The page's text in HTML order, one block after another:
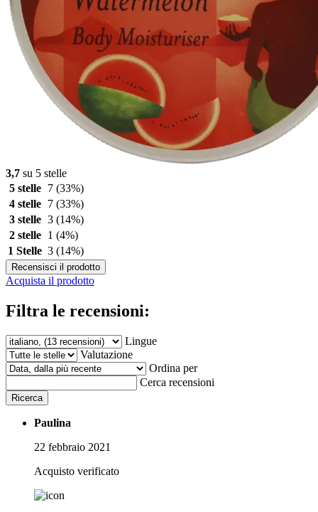
3,7 su 5 stelle
5 stelle
7 (33%)
4 stelle
7 (33%)
3 stelle 3 (14%)
2 stelle
1 (4%)
1 Stelle 3 (14%)
Recensisci il prodotto
Acquista il prodotto
Filtra le recensioni:
Lingue
Valutazione
Ordina per
Cerca recensioni
Ricerca
Paulina
22 febbraio 2021
Acquisto verificato